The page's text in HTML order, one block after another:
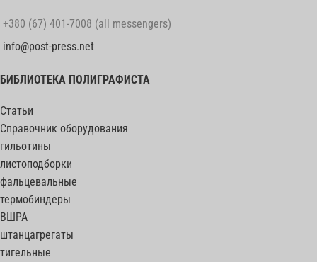
+380 (67) 401-7008 (all messengers)
info@post-press.net
БИБЛИОТЕКА ПОЛИГРАФИСТА
Статьи
Справочник оборудования
гильотины
листоподборки
фальцевальные
термобиндеры
ВШРА
штанцагрегаты
тигельные